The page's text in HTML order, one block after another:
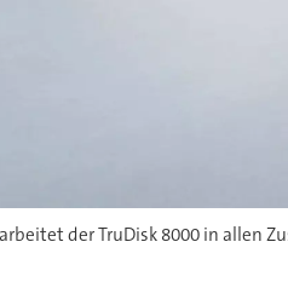
der TruDisk 8000 in allen